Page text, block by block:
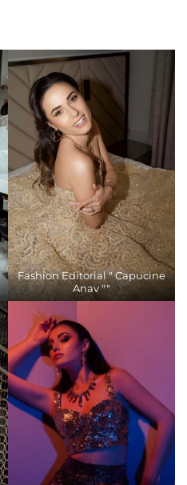
Fashion Editorial " Capucine
Anav ""